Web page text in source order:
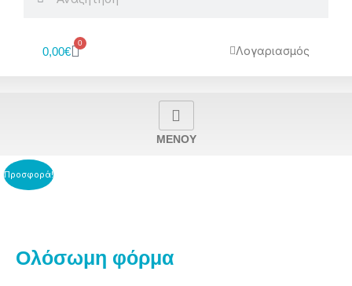
0,00€
0
Cart Λογαριασμός
MENOY
Προσφορά!
Ολόσωμη φόρμα